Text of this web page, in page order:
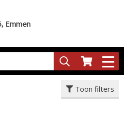
Emmen
Toon filters